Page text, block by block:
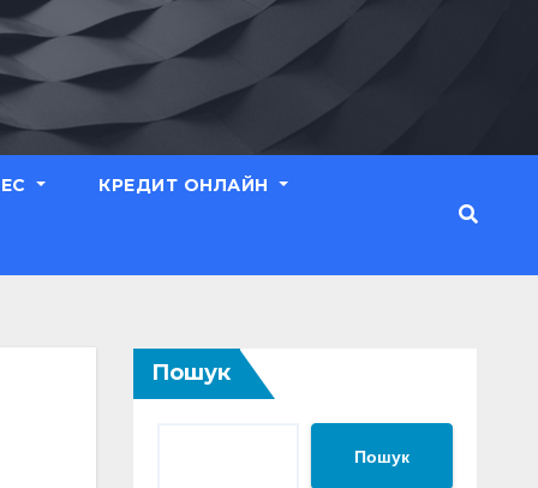
КРЕДИТ ОНЛАЙН
Пошук
Пошук